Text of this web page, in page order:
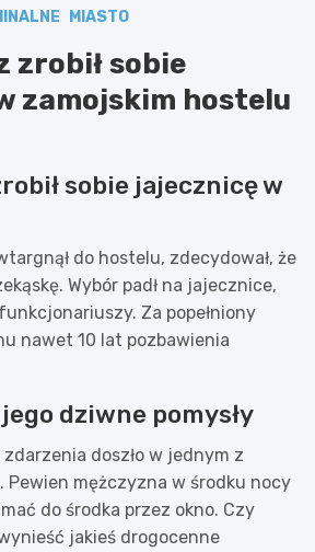
MIASTO
zrobił sobie
zamojskim hostelu
sobie jajecznicę w
do hostelu, zdecydował, że
Wybór padł na jajecznice,
Za popełniony
nawet 10 lat pozbawienia
dziwne pomysły
doszło w jednym z
Pewien mężczyzna w środku nocy
do środka przez okno. Czy
jakieś drogocenne